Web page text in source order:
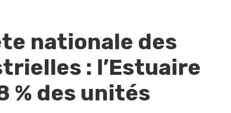
nationale des
: l’Estuaire
% des unités